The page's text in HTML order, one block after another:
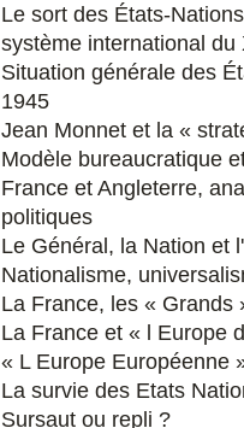
Le sort des États-
système international du
Situation générale des
1945
Jean Monnet et la «
Modèle bureaucratique
France et Angleterre,
politiques
Le Général, la Nation et
Nationalisme,
La France, les « Grands
La France et « l Europe
« L Europe Européenne
La survie des Etats
Sursaut ou repli ?